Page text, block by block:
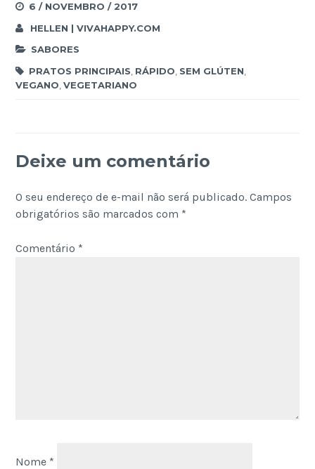
6 / NOVEMBRO / 2017
HELLEN | VIVAHAPPY.COM
SABORES
PRATOS PRINCIPAIS RÁPIDO SEM GLÚTEN
VEGANO ,VEGETARIANO
Deixe um comentário
O seu endereço de e-mail não será publicado. Campos
obrigatórios são marcados com *
Comentário *
Nome *